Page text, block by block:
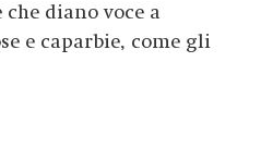
diano voce a
e caparbie, come gli